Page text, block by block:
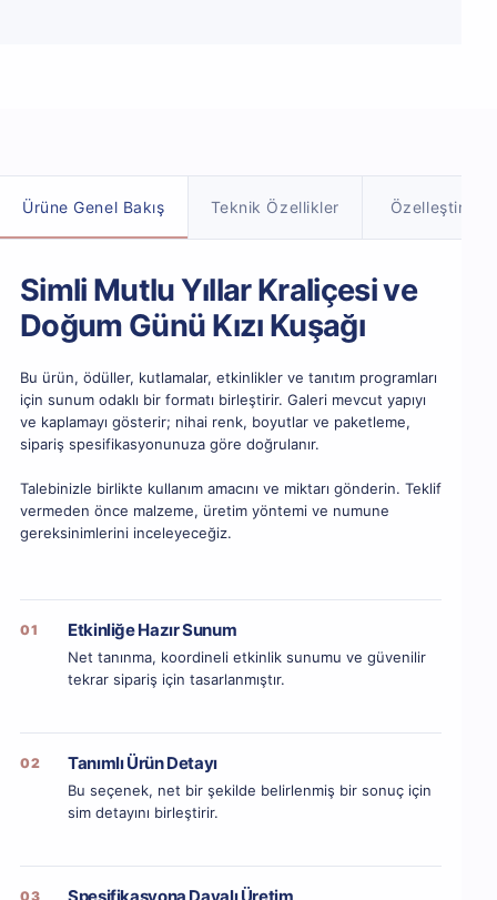
Ürün detayları
Ürüne Genel Bakış Teknik Özellikler Özelleştirme
Simli Mutlu Yıllar Kraliçesi ve
Doğum Günü Kızı Kuşağı
Bu ürün, ödüller, kutlamalar, etkinlikler ve tanıtım programları
için sunum odaklı bir formatı birleştirir. Galeri mevcut yapıyı
ve kaplamayı gösterir; nihai renk, boyutlar ve paketleme,
sipariş spesifikasyonunuza göre doğrulanır.
Talebinizle birlikte kullanım amacını ve miktarı gönderin. Teklif
vermeden önce malzeme, üretim yöntemi ve numune
gereksinimlerini inceleyeceğiz.
01 Etkinliğe Hazır Sunum
Net tanınma, koordineli etkinlik sunumu ve güvenilir
tekrar sipariş için tasarlanmıştır.
02 Tanımlı Ürün Detayı
Bu seçenek, net bir şekilde belirlenmiş bir sonuç için
sim detayını birleştirir.
03 Spesifikasyona Dayalı Üretim